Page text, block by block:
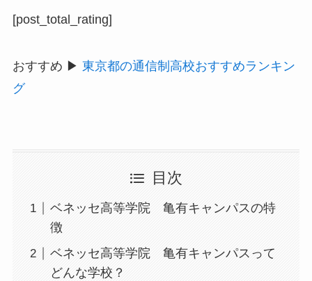
[post_total_rating]
おすすめ ▶ 東京都の通信制高校おすすめランキン
グ
目次
ベネッセ高等学院 亀有キャンパスの特
徴
ベネッセ高等学院 亀有キャンパスって
どんな学校？